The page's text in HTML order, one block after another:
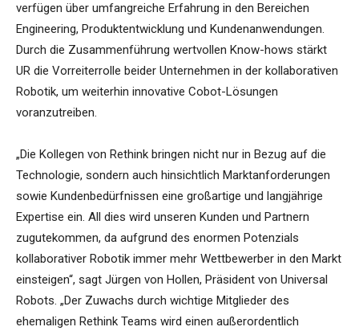
verfügen über umfangreiche Erfahrung in den Bereichen
Engineering, Produktentwicklung und Kundenanwendungen.
Durch die Zusammenführung wertvollen Know-hows stärkt
UR die Vorreiterrolle beider Unternehmen in der kollaborativen
Robotik, um weiterhin innovative Cobot-Lösungen
voranzutreiben.
„Die Kollegen von Rethink bringen nicht nur in Bezug auf die
Technologie, sondern auch hinsichtlich Marktanforderungen
sowie Kundenbedürfnissen eine großartige und langjährige
Expertise ein. All dies wird unseren Kunden und Partnern
zugutekommen, da aufgrund des enormen Potenzials
kollaborativer Robotik immer mehr Wettbewerber in den Markt
einsteigen“, sagt Jürgen von Hollen, Präsident von Universal
Robots. „Der Zuwachs durch wichtige Mitglieder des
ehemaligen Rethink Teams wird einen außerordentlich